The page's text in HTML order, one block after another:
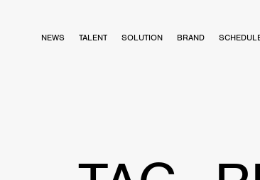
NEWS TALENT SOLUTION BRAND